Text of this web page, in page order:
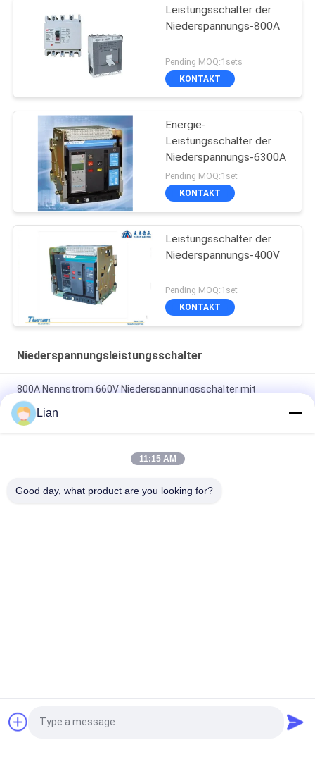
Leistungsschalter der
Niederspannungs-800A
Pending MOQ:1sets
KONTAKT
Energie-
Leistungsschalter der
Niederspannungs-6300A
Pending MOQ:1set
KONTAKT
Leistungsschalter der
Niederspannungs-400V
Pending MOQ:1set
KONTAKT
Niederspannungsleistungsschalter
800A Nennstrom 660V Niederspannungsschalter mit
kompakter Struktur
Niederspannungs-intelligenter herkömmlicher
Vakuumleistungsschalter der Reihen-TANK1
Innenstromunterbrecher der Reihen-TANW1
Niederspannungs-
Schaltanlagen
Fordern Sie ein Angebot
Lian
11:15 AM
Good day, what product are you looking for?